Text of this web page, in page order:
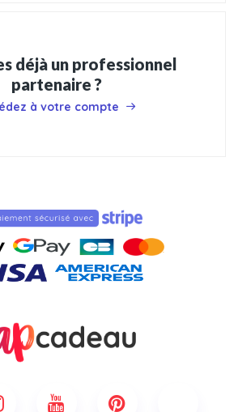
déjà un professionnel
partenaire ?
à votre compte